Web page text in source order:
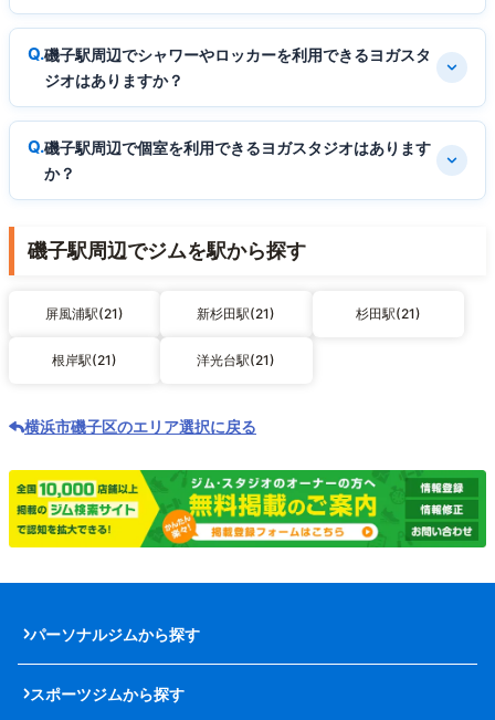
磯子駅周辺でシャワーやロッカーを利用できるヨガスタ
ジオはありますか？
磯子駅周辺で個室を利用できるヨガスタジオはあります
か？
磯子駅周辺でジムを駅から探す
屏風浦駅(21) 新杉田駅(21) 杉田駅(21)
根岸駅(21) 洋光台駅(21)
横浜市磯子区のエリア選択に戻る
パーソナルジムから探す
スポーツジムから探す